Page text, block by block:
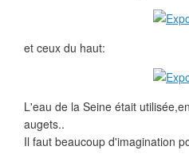
et ceux du haut:
L'eau de la Seine était
augets..
Il faut beaucoup d'imagination